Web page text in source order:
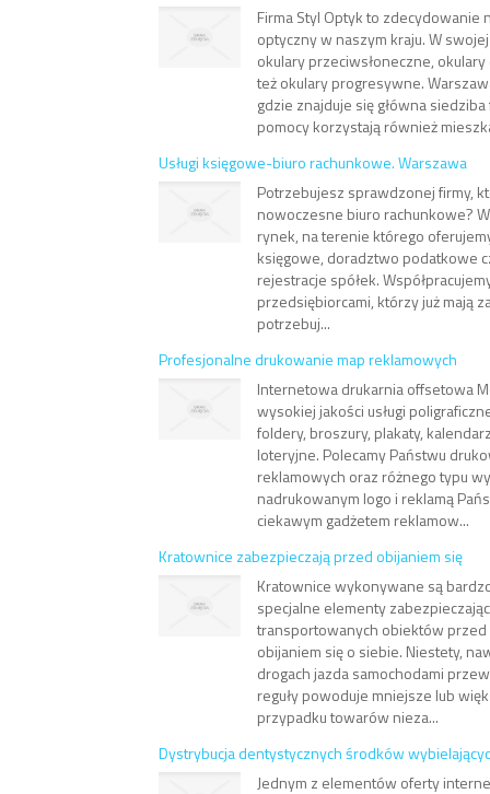
Firma Styl Optyk to zdecydowanie
optyczny w naszym kraju. W
okulary przeciwsłoneczne,
też okulary progresywne.
gdzie znajduje się główna
pomocy korzystają również
Usługi księgowe-biuro rachunkowe. Warszawa
Potrzebujesz sprawdzonej firmy,
nowoczesne biuro rachunkowe?
rynek, na terenie którego
księgowe, doradztwo podatkowe
rejestracje spółek.
przedsiębiorcami, którzy już mają
potrzebuj...
Profesjonalne drukowanie map reklamowych
Internetowa drukarnia offsetowa
wysokiej jakości usługi
foldery, broszury, plakaty,
loteryjne. Polecamy Państwu
reklamowych oraz różnego typu
nadrukowanym logo i reklamą
ciekawym gadżetem reklamow...
Kratownice zabezpieczają przed obijaniem się
Kratownice wykonywane są
specjalne elementy
transportowanych obiektów
obijaniem się o siebie. Niestety,
drogach jazda samochodami
reguły powoduje mniejsze lub
przypadku towarów nieza...
Dystrybucja dentystycznych środków
Jednym z elementów oferty